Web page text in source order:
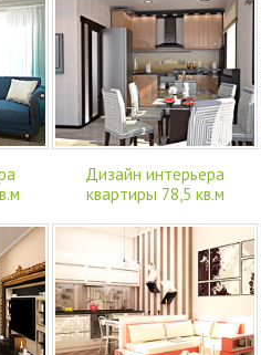
Дизайн интерьера
квартиры 78,5 кв.м